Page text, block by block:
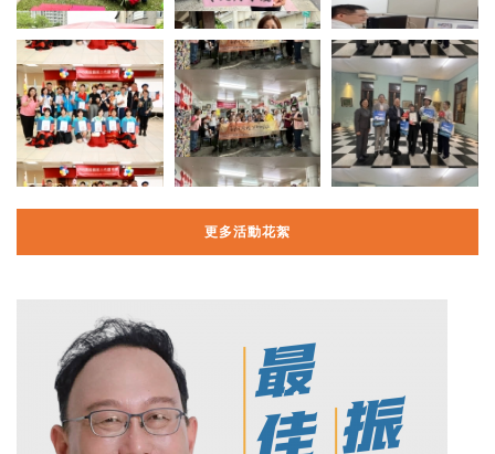
更多活動花絮